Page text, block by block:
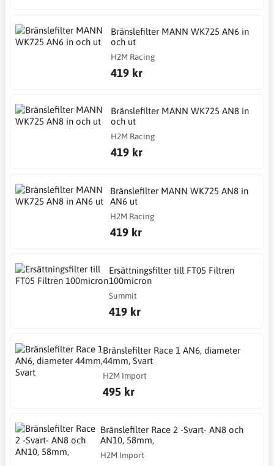
Bränslefilter MANN WK725 AN6 in
och ut
H2M Racing
419 kr
Bränslefilter MANN WK725 AN8 in
och ut
H2M Racing
419 kr
Bränslefilter MANN WK725 AN8 in
AN6 ut
H2M Racing
419 kr
Ersättningsfilter till FT05 Filtren
100micron
Summit
419 kr
Bränslefilter Race 1 AN6, diameter
44mm, Svart
H2M Import
495 kr
Bränslefilter Race 2 -Svart- AN8 och
AN10, 58mm,
H2M Import